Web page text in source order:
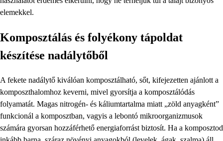
elemekkel.
Komposztálás és folyékony tápoldat
készítése nadálytőből
A fekete nadálytő kiválóan komposztálható, sőt, kifejezetten ajánlott a
komposzthalomhoz keverni, mivel gyorsítja a komposztálódás
folyamatát. Magas nitrogén- és káliumtartalma miatt „zöld anyagként”
funkcionál a komposztban, vagyis a lebontó mikroorganizmusok
számára gyorsan hozzáférhető energiaforrást biztosít. Ha a komposztod